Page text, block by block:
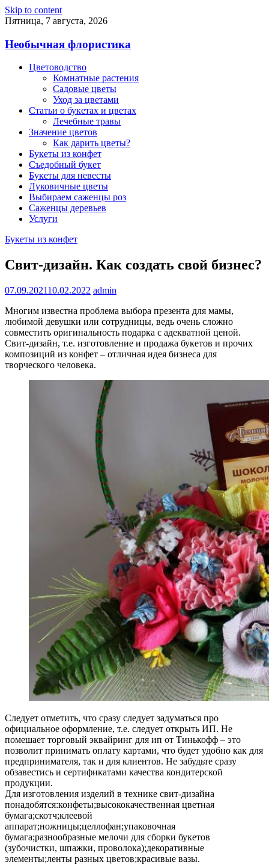
Skip to content
Пятница, 7 августа, 2026
Необычная флористика
Цветоводство
Комнатные растения
Садовые цветы
Уход за цветами
Статьи о букетах и цветах
Лечебные травы
Значение цветов
Как дарить цветы?
Букеты из конфет
Съедобный букет
Букеты для невесты
Луковичные цветы
Выбираем саженцы роз
Саженцы деревьев
Услуги
Букеты из конфет
Свит-дизайн. Как создать свой бизнес?
07.09.202110.02.2022 admin
Многим известна проблема выбора презента для мамы,
любимой девушки или сотрудницы, ведь очень сложно
совместить оригинальность подарка с адекватной ценой.
Свит-дизайн, т.е. изготовление и продажа букетов и прочих
композиций из конфет – отличная идея бизнеса для
творческого человека.
Следует отметить, что сразу следует задуматься про
официальное оформление, т.е. следует открыть ИП. Не
помешает торговый эквайринг для ип от Тинькофф – это
позволит принимать оплату картами, что будет удобно как для
предпринимателя, так и для клиентов. Не забудьте сразу
обзавестись и сертификатами качества кондитерской
продукции.
Для изготовления изделий в технике свит-дизайна
понадобятся:конфеты;высококачественная цветная
бумага;скотч;клеевой
аппарат;ножницы;целлофан;упаковочная
бумага;разнообразные мелочи для сборки букетов
(зубочистки, шпажки, проволока);декоративные
элементы;ленты разных цветов;красивые вазы.